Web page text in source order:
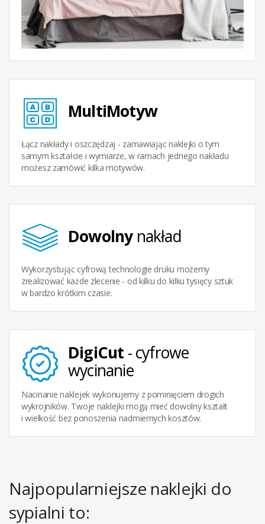
MultiMotyw
Łącz nakłady i oszczędzaj - zamawiając naklejki o tym
samym kształcie i wymiarze, w ramach jednego nakładu
możesz zamówić kilka motywów.
Dowolnynakład
Wykorzystując cyfrową technologie druku możemy
zrealizować każde zlecenie - od kilku do kilku tysięcy sztuk
w bardzo krótkim czasie.
DigiCut - cyfrowe
wycinanie
Nacinanie naklejek wykonujemy z pominięciem drogich
wykrojników. Twoje naklejki mogą mieć dowolny kształt
i wielkość bez ponoszenia nadmiernych kosztów.
Najpopularniejsze naklejki do
sypialni to: